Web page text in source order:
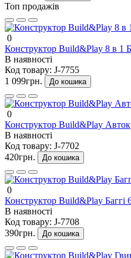
Топ продажів
0
Конструктор Build&Play 8 в 1
В наявності
Код товару: J-7755
1 099грн.
До кошика
0
Конструктор Build&Play
В наявності
Код товару: J-7702
420грн.
До кошика
0
Конструктор Build&Play Баггі
В наявності
Код товару: J-7708
390грн.
До кошика